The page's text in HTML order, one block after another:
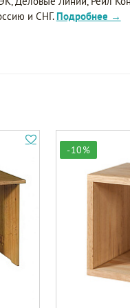
и СНГ. Подробнее →
-10%